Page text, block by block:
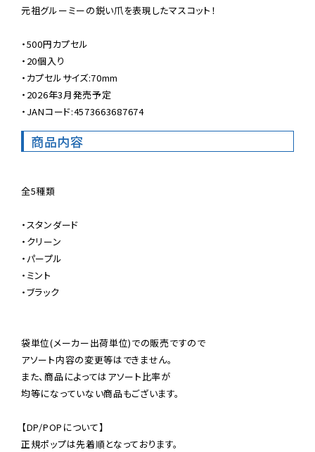
元祖グルーミーの鋭い爪を表現したマスコット！
・500円カプセル
・20個入り
・カプセルサイズ:70mm
・2026年3月発売予定
・JANコード:4573663687674
商品内容
全5種類
・スタンダード
・クリーン
・パープル
・ミント
・ブラック
袋単位(メーカー出荷単位)での販売ですので
アソート内容の変更等はできません。
また、商品によってはアソート比率が
均等になっていない商品もございます。
【DP/POPについて】
正規ポップは先着順となっております。